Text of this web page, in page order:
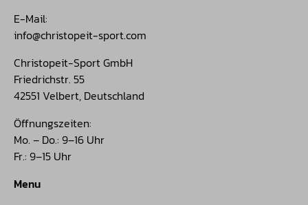
E-Mail:
info@christopeit-sport.com
Christopeit-Sport GmbH
Friedrichstr. 55
42551 Velbert, Deutschland
Öffnungszeiten:
Mo. – Do.: 9–16 Uhr
Fr.: 9–15 Uhr
Menu